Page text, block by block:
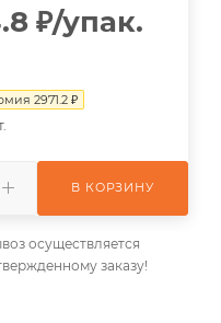
₽/упак.
2971.2 ₽
В КОРЗИНУ
осуществляется
заказу!